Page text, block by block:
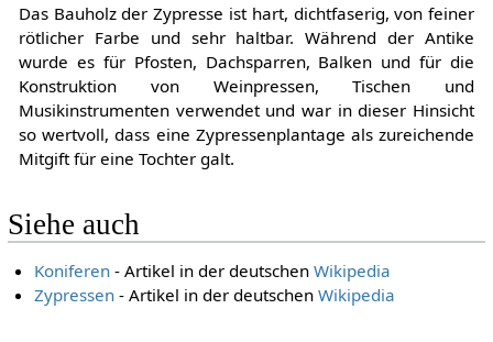
Das Bauholz der Zypresse ist hart, dichtfaserig, von feiner
rötlicher Farbe und sehr haltbar. Während der Antike
wurde es für Pfosten, Dachsparren, Balken und für die
Konstruktion von Weinpressen, Tischen und
Musikinstrumenten verwendet und war in dieser Hinsicht
so wertvoll, dass eine Zypressenplantage als zureichende
Mitgift für eine Tochter galt.
Siehe auch
Koniferen - Artikel in der deutschenWikipedia
Zypressen - Artikel in der deutschenWikipedia